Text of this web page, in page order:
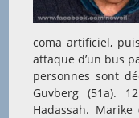
coma artificiel,
attaque d’un bus
personnes sont
Guvberg (51a).
Hadassah.